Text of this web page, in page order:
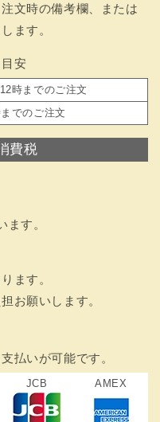
文時の備考欄、または
ます。
安
時までのご注文
でのご注文
費税
ます。
ます。
お願いします。
払いが可能です。
JCB AMEX